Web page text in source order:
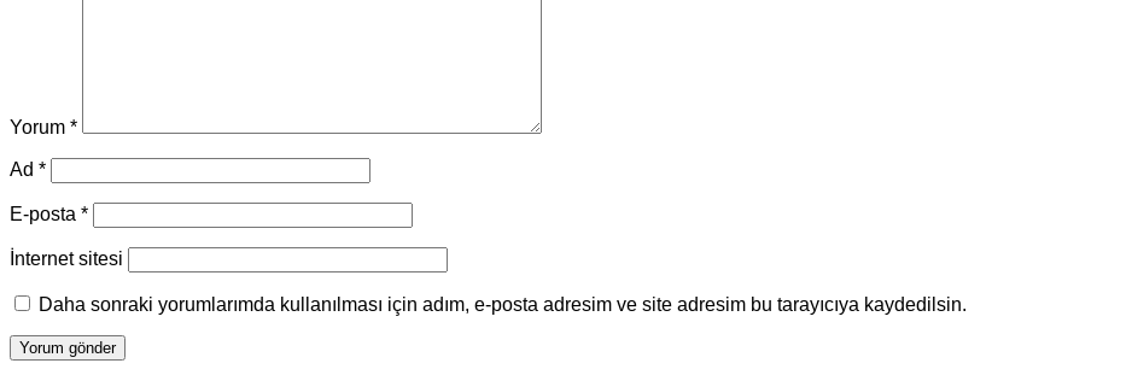
Yorum *
Ad *
E-posta *
İnternet sitesi
Daha sonraki yorumlarımda kullanılması için adım, e-posta adresim ve site adresim bu tarayıcıya kaydedilsin.